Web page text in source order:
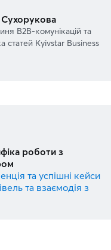
Сухорукова
В2В-комунікацій та
статей Kyivstar Business
роботи з
та успішні кейси
та взаємодія з